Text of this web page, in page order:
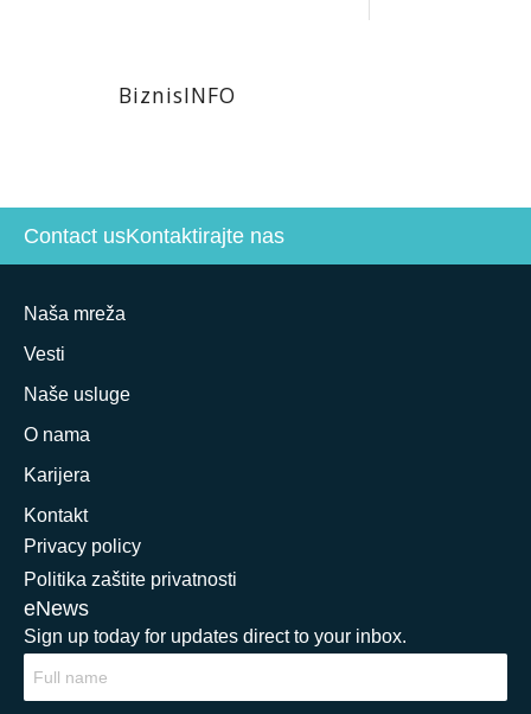
BiznisINFO
Contact usKontaktirajte nas
Naša mreža
Vesti
Naše usluge
O nama
Karijera
Kontakt
Privacy policy
Politika zaštite privatnosti
eNews
Sign up today for updates direct to your inbox.